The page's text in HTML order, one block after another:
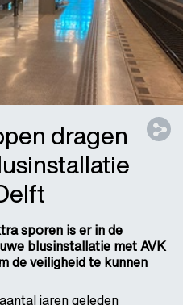
dragen
sporen is er in de
blusinstallatie met AVK
de veiligheid te kunnen
jaren geleden